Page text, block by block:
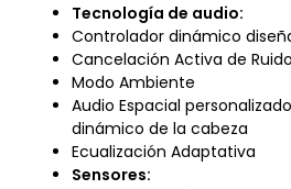
Tecnología de audio:
Controlador dinámico
Cancelación Activa de
Modo Ambiente
Audio Espacial
dinámico de la cabeza
Ecualización Adaptativa
Sensores: